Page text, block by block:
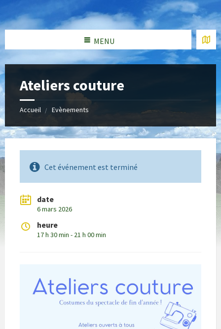
MENU
Ateliers couture
Accueil Evènements
Cet événement est terminé
date
6 mars 2026
heure
17 h 30 min - 21 h 00 min